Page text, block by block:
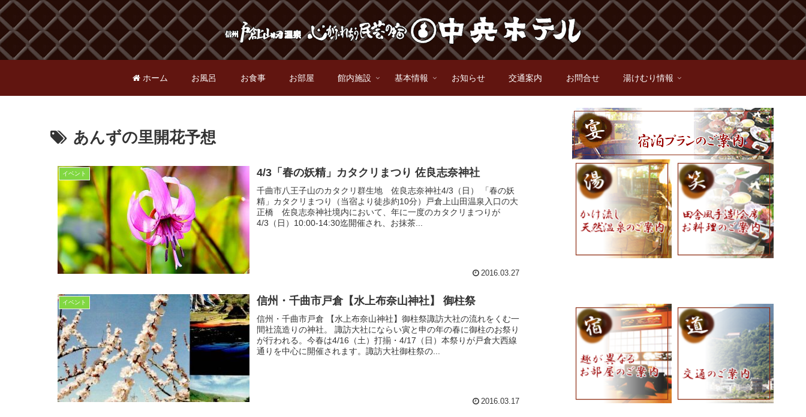
ホーム お風呂 お食事 お部屋 館内施設 基本情報 お知らせ 交通案内 お問合せ 湯けむり情報
あんずの里開花予想
イベント 4/3「春の妖精」カタクリまつり 佐良志奈神社
千曲市八王子山のカタクリ群生地 佐良志奈神社4/3（日） 「春の妖
精」カタクリまつり（当宿より徒歩約10分）戸倉上山田温泉入口の大
正橋 佐良志奈神社境内において、年に一度のカタクリまつりが
4/3（日）10:00-14:30迄開催され、お抹茶...
2016.03.27
イベント 信州・千曲市戸倉【水上布奈山神社】 御柱祭
信州・千曲市戸倉 【水上布奈山神社】御柱祭諏訪大社の流れをくむ一
間社流造りの神社。 諏訪大社にならい寅と申の年の春に御柱のお祭り
が行われる。今春は4/16（土）打揃・4/17（日）本祭りが戸倉大西線
通りを中心に開催されます。諏訪大社御柱祭の...
2016.03.17